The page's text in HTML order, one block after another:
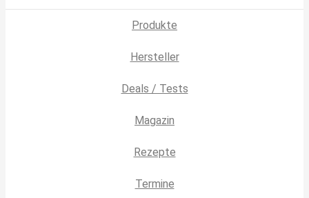
Produkte
Hersteller
Deals / Tests
Magazin
Rezepte
Termine